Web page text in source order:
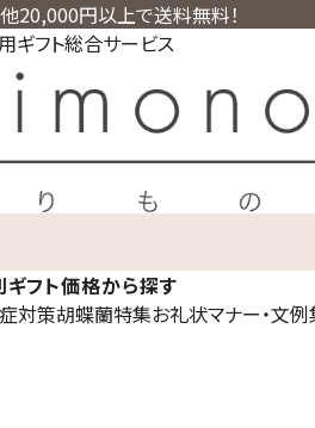
20,000円以上で送料無料！
ギフト総合サービス
フト価格から探す
対策胡蝶蘭特集お礼状マナー・文